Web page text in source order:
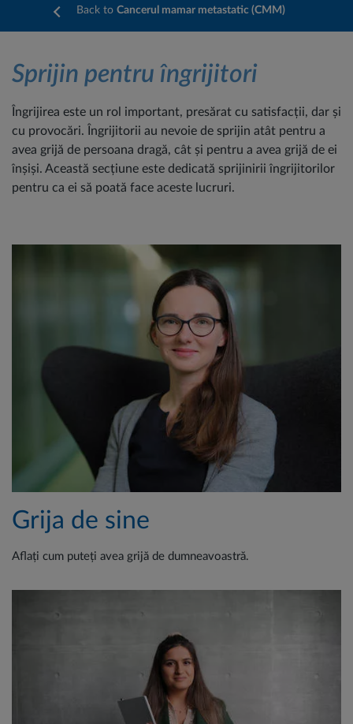
Back to Cancerul mamar metastatic (CMM)
Sprijin pentru îngrijitori
Îngrijirea este un rol important, presărat cu satisfacții, dar și
cu provocări. Îngrijitorii au nevoie de sprijin atât pentru a
avea grijă de persoana dragă, cât și pentru a avea grijă de ei
înșiși. Această secțiune este dedicată sprijinirii îngrijitorilor
pentru ca ei să poată face aceste lucruri.
Grija de sine
Aflați cum puteți avea grijă de dumneavoastră.